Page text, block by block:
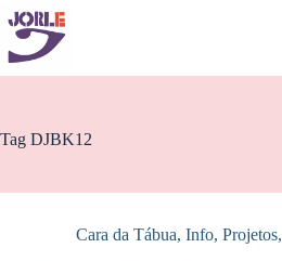
Pular
para
conteúdo
Tag DJBK12
Cara da Tábua, Info, Projetos,